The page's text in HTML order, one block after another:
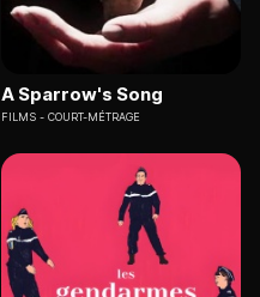
A Sparrow's Song
FILMS COURT-MÉTRAGE